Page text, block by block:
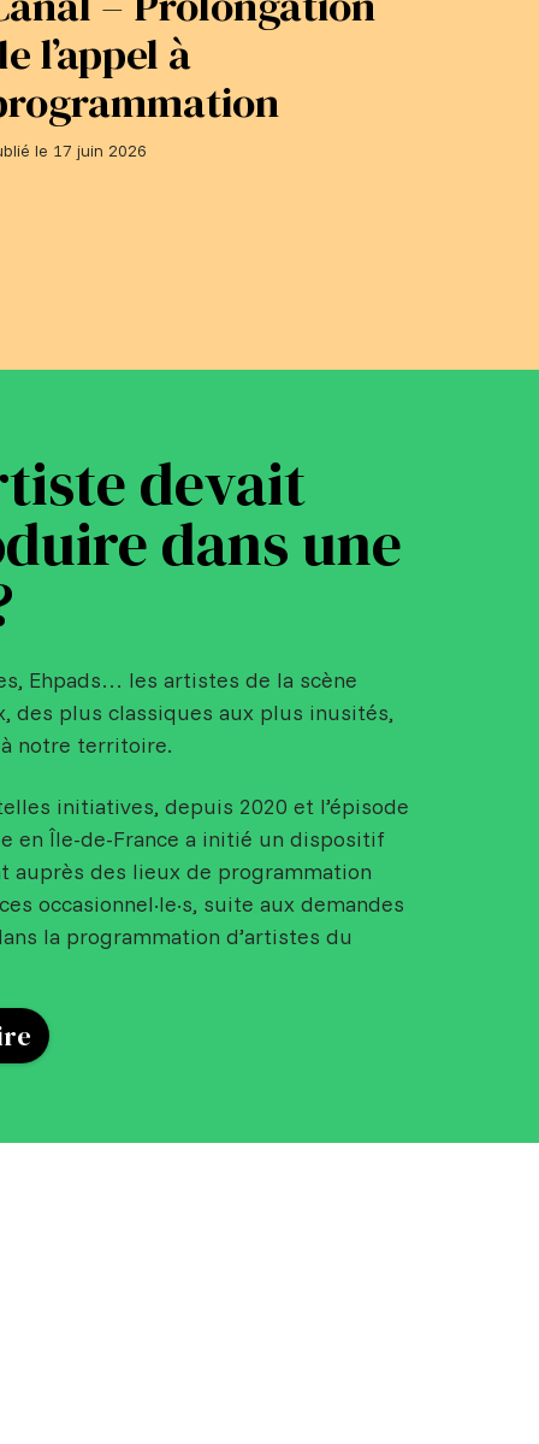
l’appel à
le 17 juin 2026
devait
dans une
Ehpads… les artistes de la scène
plus classiques aux plus inusités,
notre territoire.
initiatives, depuis 2020 et l’épisode
en Île-de-France a initié un dispositif
auprès des lieux de programmation
occasionnel·le·s, suite aux demandes
la programmation d’artistes du